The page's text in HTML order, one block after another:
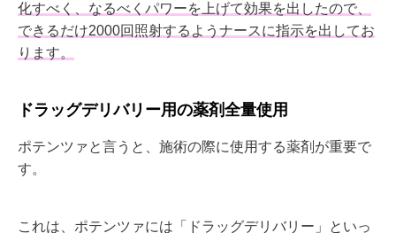
化すべく、なるべくパワーを上げて効果を出したので、
できるだけ2000回照射するようナースに指示を出してお
ります。
ドラッグデリバリー用の薬剤全量使用
ポテンツァと言うと、施術の際に使用する薬剤が重要で
す。
これは、ポテンツァには「ドラッグデリバリー」といっ